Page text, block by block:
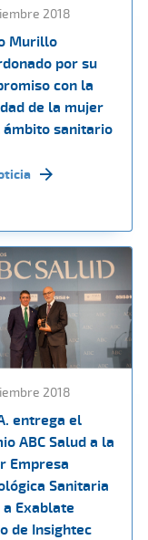
2018
Murillo
por su
con la
de la mujer
ámbito sanitario
2018
entrega el
ABC Salud a la
Empresa
Sanitaria
a Exablate
de Insightec